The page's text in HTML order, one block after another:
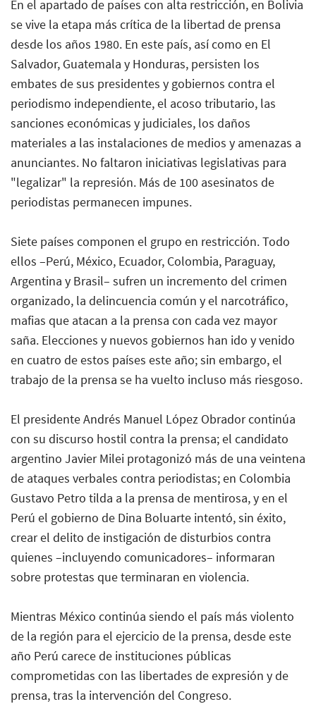
En el apartado de países con alta restricción, en Bolivia
se vive la etapa más crítica de la libertad de prensa
desde los años 1980. En este país, así como en El
Salvador, Guatemala y Honduras, persisten los
embates de sus presidentes y gobiernos contra el
periodismo independiente, el acoso tributario, las
sanciones económicas y judiciales, los daños
materiales a las instalaciones de medios y amenazas a
anunciantes. No faltaron iniciativas legislativas para
"legalizar" la represión. Más de 100 asesinatos de
periodistas permanecen impunes.
Siete países componen el grupo en restricción. Todo
ellos –Perú, México, Ecuador, Colombia, Paraguay,
Argentina y Brasil– sufren un incremento del crimen
organizado, la delincuencia común y el narcotráfico,
mafias que atacan a la prensa con cada vez mayor
saña. Elecciones y nuevos gobiernos han ido y venido
en cuatro de estos países este año; sin embargo, el
trabajo de la prensa se ha vuelto incluso más riesgoso.
El presidente Andrés Manuel López Obrador continúa
con su discurso hostil contra la prensa; el candidato
argentino Javier Milei protagonizó más de una veintena
de ataques verbales contra periodistas; en Colombia
Gustavo Petro tilda a la prensa de mentirosa, y en el
Perú el gobierno de Dina Boluarte intentó, sin éxito,
crear el delito de instigación de disturbios contra
quienes –incluyendo comunicadores– informaran
sobre protestas que terminaran en violencia.
Mientras México continúa siendo el país más violento
de la región para el ejercicio de la prensa, desde este
año Perú carece de instituciones públicas
comprometidas con las libertades de expresión y de
prensa, tras la intervención del Congreso.